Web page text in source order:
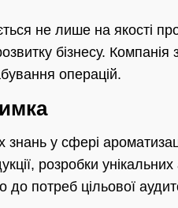
не лише на якості
бізнесу.
операцій.
у сфері
розробки
до потреб цільової